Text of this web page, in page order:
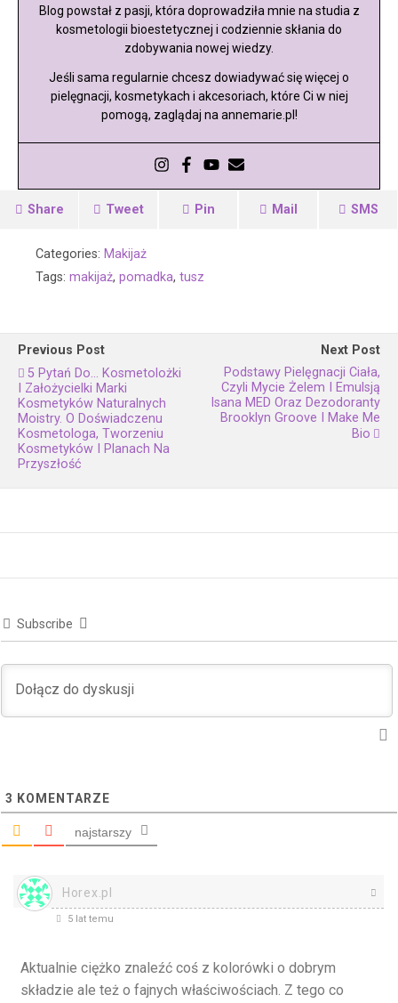
Blog powstał z pasji, która doprowadziła mnie na studia z
kosmetologii bioestetycznej i codziennie skłania do
zdobywania nowej wiedzy.
Jeśli sama regularnie chcesz dowiadywać się więcej o
pielęgnacji, kosmetykach i akcesoriach, które Ci w niej
pomogą, zaglądaj na annemarie.pl!
Share Tweet Pin Mail SMS
Categories: Makijaż
Tags: makijaż, pomadka, tusz
Previous Post
5 Pytań Do... Kosmetolożki
I Założycielki Marki
Kosmetyków Naturalnych
Moistry. O Doświadczenu
Kosmetologa, Tworzeniu
Kosmetyków I Planach Na
Przyszłość
Next Post
Podstawy Pielęgnacji Ciała,
Czyli Mycie Żelem I Emulsją
Isana MED Oraz Dezodoranty
Brooklyn Groove I Make Me
Bio
Subscribe
3 KOMENTARZE
najstarszy
Horex.pl
5 lat temu
Aktualnie ciężko znaleźć coś z kolorówki o dobrym
składzie ale też o fajnych właściwościach. Z tego co